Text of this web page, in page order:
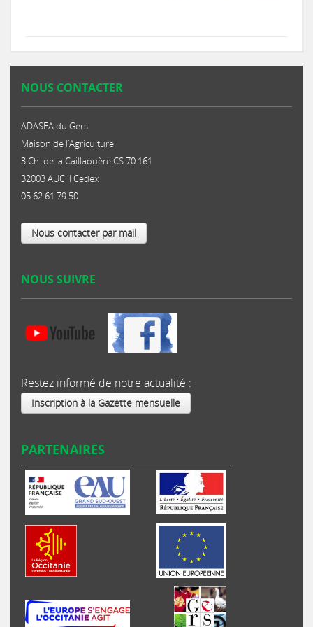
NOUS CONTACTER
ADASEA du Gers
Maison de l’Agriculture
3 Ch. de la Caillaouère CS 70 161
32003 AUCH Cedex
05 62 61 79 50
Nous contacter par mail
NOUS SUIVRE
Restez informé de notre actualité :
Inscription à la Gazette mensuelle
PARTENAIRES